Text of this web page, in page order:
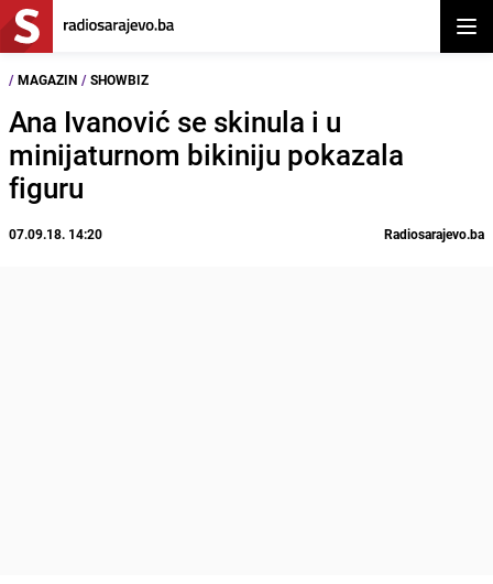
/ MAGAZIN / SHOWBIZ
Ana Ivanović se skinula i u
minijaturnom bikiniju pokazala
figuru
07.09.18. 14:20 Radiosarajevo.ba